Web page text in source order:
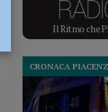
Il Ritmo che
CRONACA